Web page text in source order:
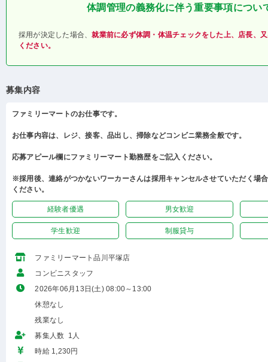
体調管理の義務化に伴う重要事項につい
採用が決定した場合、就業前に必ず体調・体温チェックをした上、店長、
ください。
募集内容
ファミリーマートのお仕事です。
お仕事内容は、レジ、接客、品出し、掃除などコンビニ業務全般です。
応募アピール欄にファミリーマート勤務歴をご記入ください。
※採用後、連絡がつかないワーカーさんは採用キャンセルさせていただく場
ください。
経験者優遇 男女歓迎
学生歓迎 制服貸与
ファミリーマート品川平塚店
コンビニスタッフ
2026年06月13日(土) 08:00～13:00
休憩なし
残業なし
募集人数 1人
時給 1,230円